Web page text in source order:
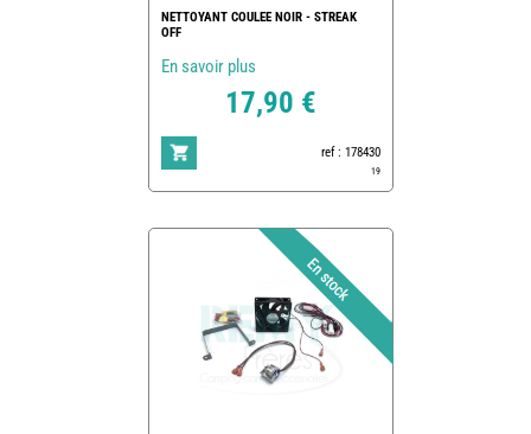
NETTOYANT COULEE NOIR - STREAK
OFF
En savoir plus
17,90 €
ref : 178430
19